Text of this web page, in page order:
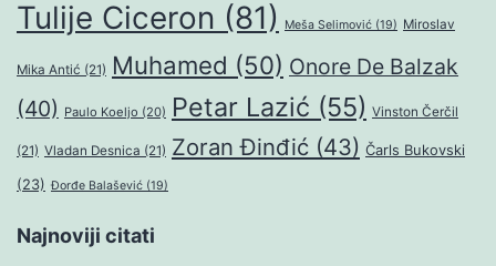
Tulije Ciceron (81) Meša Selimović (19) Miroslav
Mika Antić (21) Muhamed (50) Onore De Balzak
(40) Paulo Koeljo (20) Petar Lazić (55) Vinston Čerčil
(21) Vladan Desnica (21) Zoran Đinđić (43) Čarls Bukovski
(23) Đorđe Balašević (19)
Najnoviji citati